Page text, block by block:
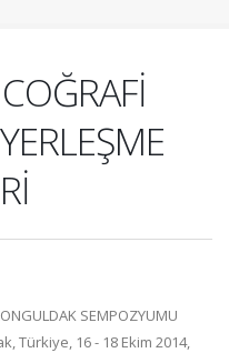
SEMPOZYUMU
Türkiye, 16 - 18 Ekim 2014,